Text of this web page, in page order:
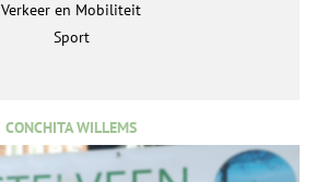
Verkeer en Mobiliteit
Sport
CONCHITA WILLEMS